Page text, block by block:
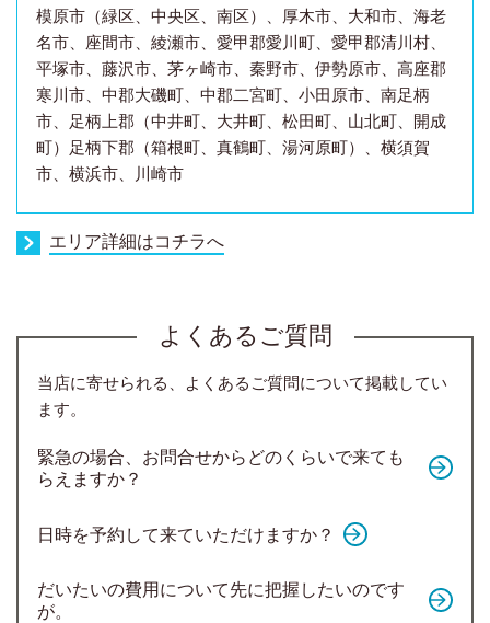
模原市（緑区、中央区、南区）、厚木市、大和市、海老
名市、座間市、綾瀬市、愛甲郡愛川町、愛甲郡清川村、
平塚市、藤沢市、茅ヶ崎市、秦野市、伊勢原市、高座郡
寒川市、中郡大磯町、中郡二宮町、小田原市、南足柄
市、足柄上郡（中井町、大井町、松田町、山北町、開成
町）足柄下郡（箱根町、真鶴町、湯河原町）、横須賀
市、横浜市、川崎市
エリア詳細はコチラへ
よくあるご質問
当店に寄せられる、よくあるご質問について掲載してい
ます。
緊急の場合、お問合せからどのくらいで来ても
らえますか？
日時を予約して来ていただけますか？
だいたいの費用について先に把握したいのです
が。